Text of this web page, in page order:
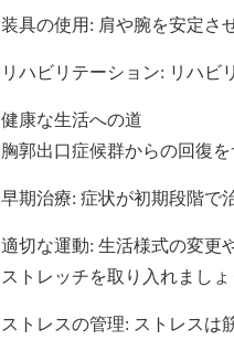
装具の使用: 肩や腕を安定さ
リハビリテーション: リハビ
健康な生活への道
胸郭出口症候群からの回復
早期治療: 症状が初期段階で
適切な運動: 生活様式の変更
ストレッチを取り入れましょ
ストレスの管理: ストレスは